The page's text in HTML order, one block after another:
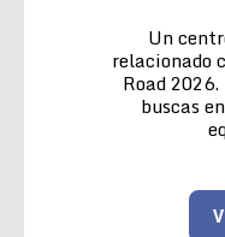
Un
relacionado
Road
buscas